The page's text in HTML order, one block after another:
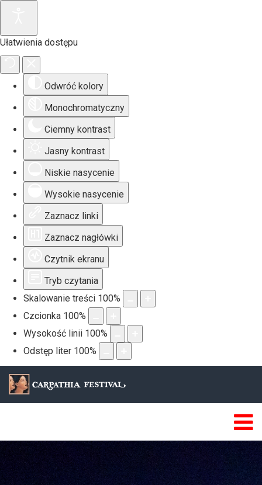
Ułatwienia dostępu
Odwróć kolory
Monochromatyczny
Ciemny kontrast
Jasny kontrast
Niskie nasycenie
Wysokie nasycenie
Zaznacz linki
Zaznacz nagłówki
Czytnik ekranu
Tryb czytania
Skalowanie treści 100%
Czcionka 100%
Wysokość linii 100%
Odstęp liter 100%